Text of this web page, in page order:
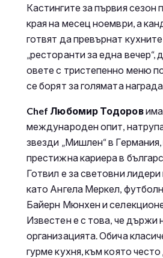
Кастингите за първия сезон
края на месец ноември, а
готвят да превърнат кухните
„ресторанти за една вечер“,
овете с тристепенно меню
се борят за голямата
Chef Любомир Тодоровима
международен опит,
звезди „Мишлен“ в Германия,
престижна кариера в
Готвил е за световни
като Ангела Меркел,
Байерн Мюнхен и
Известен е с това, че държи
организацията. Обича
гурме кухня, към която